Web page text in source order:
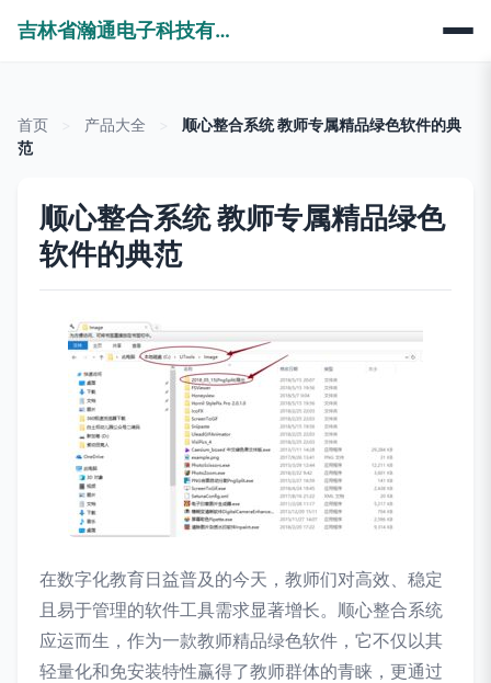
吉林省瀚通电子科技有限公司
首页 产品大全
顺心整合系统 教师专属精品绿色软件的典
范
顺心整合系统 教师专属精品绿色
软件的典范
在数字化教育日益普及的今天，教师们对高效、稳定
且易于管理的软件工具需求显著增长。顺心整合系统
应运而生，作为一款教师精品绿色软件，它不仅以其
轻量化和免安装特性赢得了教师群体的青睐，更通过